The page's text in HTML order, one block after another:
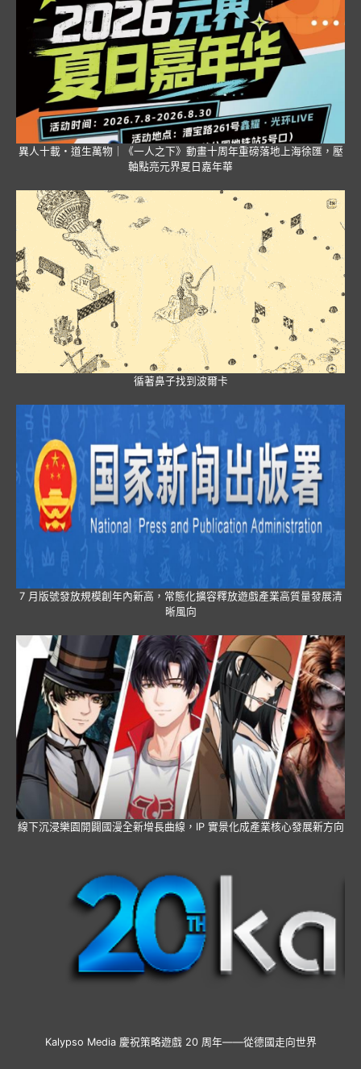
異人十載・道生萬物｜《一人之下》動畫十周年重磅落地上海徐匯，壓
軸點亮元界夏日嘉年華
循著鼻子找到波爾卡
7 月版號發放規模創年內新高，常態化擴容釋放遊戲產業高質量發展清
晰風向
線下沉浸樂園開闢國漫全新增長曲線，IP 實景化成產業核心發展新方向
Kalypso Media 慶祝策略遊戲 20 周年——從德國走向世界